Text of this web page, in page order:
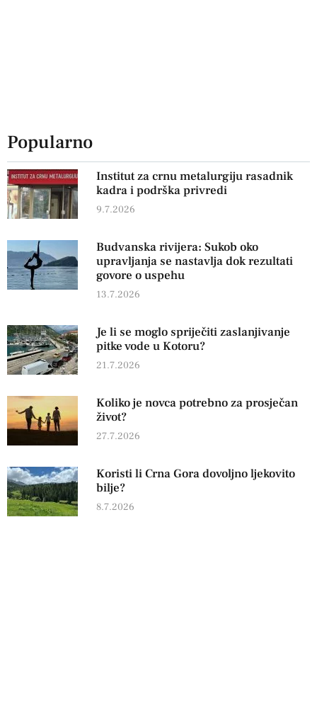
Popularno
Institut za crnu metalurgiju rasadnik
kadra i podrška privredi
9.7.2026
Budvanska rivijera: Sukob oko
upravljanja se nastavlja dok rezultati
govore o uspehu
13.7.2026
Je li se moglo spriječiti zaslanjivanje
pitke vode u Kotoru?
21.7.2026
Koliko je novca potrebno za prosječan
život?
27.7.2026
Koristi li Crna Gora dovoljno ljekovito
bilje?
8.7.2026